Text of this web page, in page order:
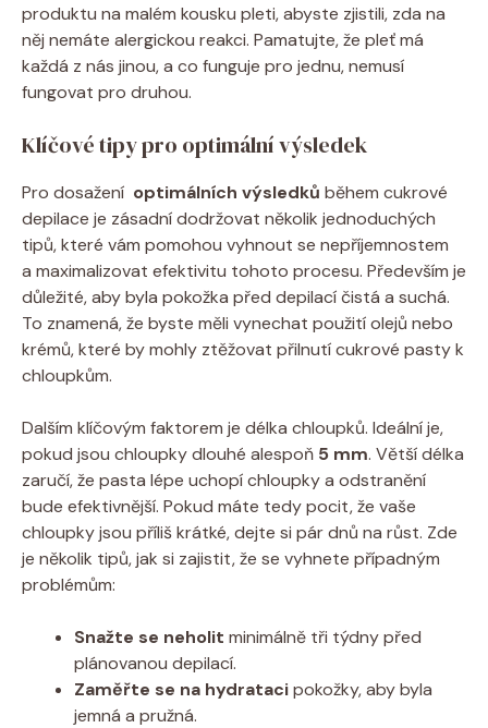
produktu na malém kousku​ pleti, abyste zjistili, zda na
něj nemáte alergickou reakci. Pamatujte, že pleť má⁢
každá z ⁣nás jinou, a co funguje pro jednu, nemusí
fungovat pro druhou.
Klíčové tipy pro optimální výsledek
Pro dosažení ⁤ optimálních výsledků během cukrové
depilace je​ zásadní dodržovat několik jednoduchých
‍tipů, které vám ⁣pomohou vyhnout se nepříjemnostem ​
a maximalizovat‍ efektivitu ​tohoto procesu. ⁤Především ⁢je
důležité, aby​ byla pokožka před depilací čistá a suchá.
⁢To‌ znamená, ⁣že byste měli⁢ vynechat použití olejů nebo
krémů, které by⁤ mohly ztěžovat​ přilnutí cukrové⁤ pasty k
‍chloupkům.
Dalším klíčovým faktorem je délka chloupků. Ideální je, ​
pokud jsou chloupky‌ dlouhé alespoň 5​ mm. ‍Větší ‍délka
zaručí, že⁣ pasta lépe uchopí ⁤chloupky a odstranění⁢
bude efektivnější. Pokud máte tedy pocit, že vaše
chloupky jsou příliš krátké, dejte ⁤si pár dnů⁢ na růst. Zde
je několik ⁣tipů, jak si ​zajistit, že se⁣ vyhnete ‍případným
problémům: ⁣
Snažte ‌se neholit minimálně tři týdny před
plánovanou depilací.
Zaměřte se na‌ hydratacipokožky, aby‍ byla
jemná a pružná.